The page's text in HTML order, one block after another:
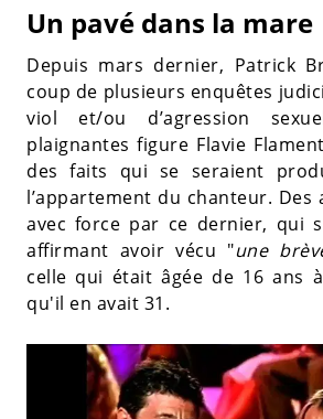
Un pavé dans la mare
Depuis mars dernier, Patrick
coup de plusieurs enquêtes
viol et/ou d’agression
plaignantes figure Flavie
des faits qui se seraient
l’appartement du chanteur. Des
avec force par ce dernier, qui
affirmant avoir vécu "une
celle qui était âgée de 16 ans
qu'il en avait 31.